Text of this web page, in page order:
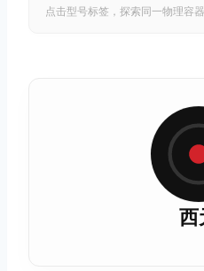
点击型号标签，探索同一物理容
西